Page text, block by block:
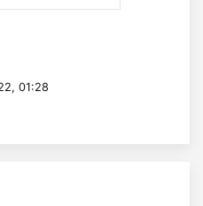
01:28